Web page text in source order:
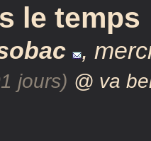
le temps
,
jours) @ va